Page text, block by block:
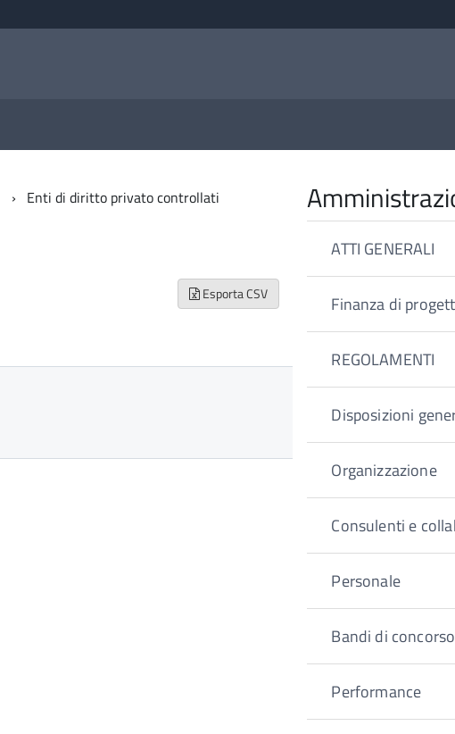
Enti di diritto privato controllati
Esporta CSV
ATTI GENERALI
Finanza di
REGOLAMENTI
Disposizioni
Organizzazione
Consulenti e
Personale
Bandi di concorso
Performance